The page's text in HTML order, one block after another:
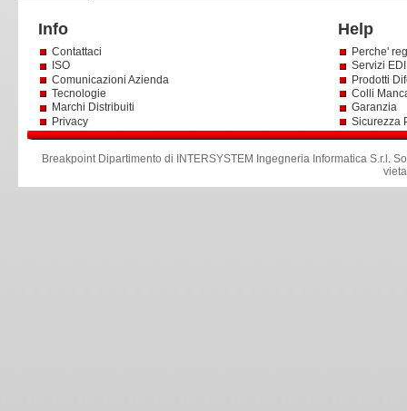
Info Help
Contattaci
ISO
Comunicazioni Azienda
Tecnologie
Marchi Distribuiti
Privacy
Perche'
Servizi
Prodotti
Colli
Garanzia
Sicurezza
Breakpoint Dipartimento di INTERSYSTEM Ingegneria Informatica S.r.l .